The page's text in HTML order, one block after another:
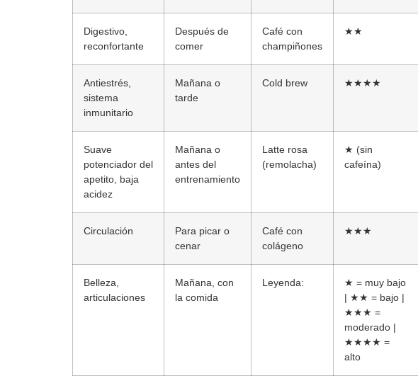
Digestivo,
reconfortante
Después de
comer
Café con
champiñones
★★
Antiestrés,
sistema
inmunitario
Mañana o
tarde
Cold brew ★★★★
Suave
potenciador del
apetito, baja
acidez
Mañana o
antes del
entrenamiento
Latte rosa
(remolacha)
★ (sin
cafeína)
Circulación
Para picar o
cenar
Café con
colágeno
★★★
Belleza,
articulaciones
Mañana, con
la comida
Leyenda:
★ = muy bajo
| ★★ = bajo |
★★★ =
moderado |
★★★★ =
alto